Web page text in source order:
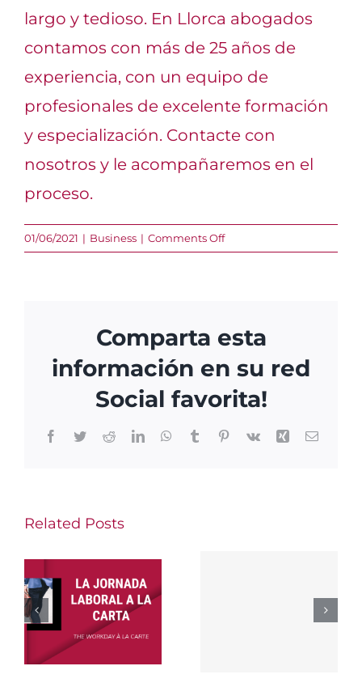
largo y tedioso. En Llorca abogados
contamos con más de 25 años de
experiencia, con un equipo de
profesionales de excelente formación
y especialización. Contacte con
nosotros y le acompañaremos en el
proceso.
01/06/2021 | Business | Comments Offon
La
sociedad
y
la
del
Comparta esta
información en su red
Social favorita!
Facebook
TwitterRedditLinkedInWhatsApp
TumblrPinterest
Vk Xing Email
Related Posts
The
Mandatory
Salary
las